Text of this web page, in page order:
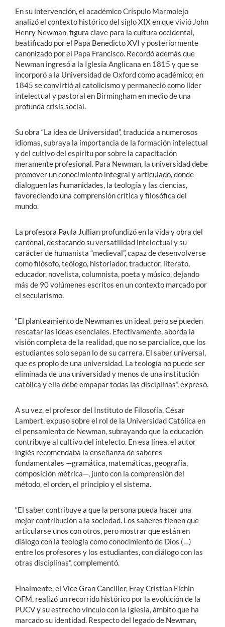
En su intervención, el académico Críspulo Marmolejo
analizó el contexto histórico del siglo XIX en que vivió John
Henry Newman, figura clave para la cultura occidental,
beatificado por el Papa Benedicto XVI y posteriormente
canonizado por el Papa Francisco. Recordó además que
Newman ingresó a la Iglesia Anglicana en 1815 y que se
incorporó a la Universidad de Oxford como académico; en
1845 se convirtió al catolicismo y permaneció como líder
intelectual y pastoral en Birmingham en medio de una
profunda crisis social.
Su obra “La idea de Universidad”, traducida a numerosos
idiomas, subraya la importancia de la formación intelectual
y del cultivo del espíritu por sobre la capacitación
meramente profesional. Para Newman, la universidad debe
promover un conocimiento integral y articulado, donde
dialoguen las humanidades, la teología y las ciencias,
favoreciendo una comprensión crítica y filosófica del
mundo.
La profesora Paula Jullian profundizó en la vida y obra del
cardenal, destacando su versatilidad intelectual y su
carácter de humanista “medieval”, capaz de desenvolverse
como filósofo, teólogo, historiador, traductor, literato,
educador, novelista, columnista, poeta y músico, dejando
más de 90 volúmenes escritos en un contexto marcado por
el secularismo.
“El planteamiento de Newman es un ideal, pero se pueden
rescatar las ideas esenciales. Efectivamente, aborda la
visión completa de la realidad, que no se parcialice, que los
estudiantes solo sepan lo de su carrera. El saber universal,
que es propio de una universidad. La teología no puede ser
eliminada de una universidad y menos de una institución
católica y ella debe empapar todas las disciplinas”, expresó.
A su vez, el profesor del Instituto de Filosofía, César
Lambert, expuso sobre el rol de la Universidad Católica en
el pensamiento de Newman, subrayando que la educación
contribuye al cultivo del intelecto. En esa línea, el autor
inglés recomendaba la enseñanza de saberes
fundamentales —gramática, matemáticas, geografía,
composición métrica—, junto con la comprensión del
método, el orden, el principio y el sistema.
“El saber contribuye a que la persona pueda hacer una
mejor contribución a la sociedad. Los saberes tienen que
articularse unos con otros, pero mostrar que están en
diálogo con la teología como conocimiento de Dios (…)
entre los profesores y los estudiantes, con diálogo con las
otras disciplinas”, complementó.
Finalmente, el Vice Gran Canciller, Fray Cristian Eichin
OFM, realizó un recorrido histórico por la evolución de la
PUCV y su estrecho vínculo con la Iglesia, ámbito que ha
marcado su identidad. Respecto del legado de Newman,